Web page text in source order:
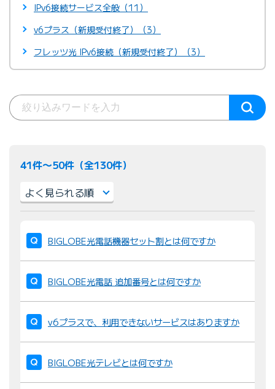
IPv6接続サービス全般（11）
v6プラス（新規受付終了）（3）
フレッツ光 IPv6接続（新規受付終了）（3）
41件〜50件（全130件）
び
替
え
：
BIGLOBE光電話機器セット割とは何ですか
BIGLOBE光電話 追加番号とは何ですか
v6プラスで、利用できないサービスはありますか
BIGLOBE光テレビとは何ですか